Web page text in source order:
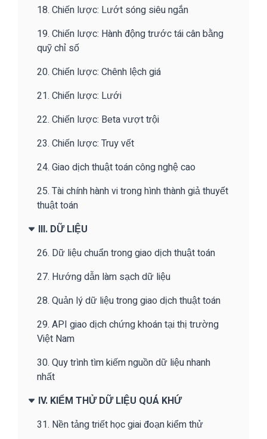
18. Chiến lược: Lướt sóng siêu ngắn
19. Chiến lược: Hành động trước tái cân bằng
quỹ chỉ số
20. Chiến lược: Chênh lệch giá
21. Chiến lược: Lưới
22. Chiến lược: Beta vượt trội
23. Chiến lược: Truy vết
24. Giao dịch thuật toán công nghệ cao
25. Tài chính hành vi trong hình thành giả thuyết
thuật toán
III. DỮ LIỆU
26. Dữ liệu chuẩn trong giao dịch thuật toán
27. Hướng dẫn làm sạch dữ liệu
28. Quản lý dữ liệu trong giao dịch thuật toán
29. API giao dịch chứng khoán tại thị trường
Việt Nam
30. Quy trình tìm kiếm nguồn dữ liệu nhanh
nhất
IV. KIỂM THỬ DỮ LIỆU QUÁ KHỨ
31. Nền tảng triết học giai đoạn kiểm thử